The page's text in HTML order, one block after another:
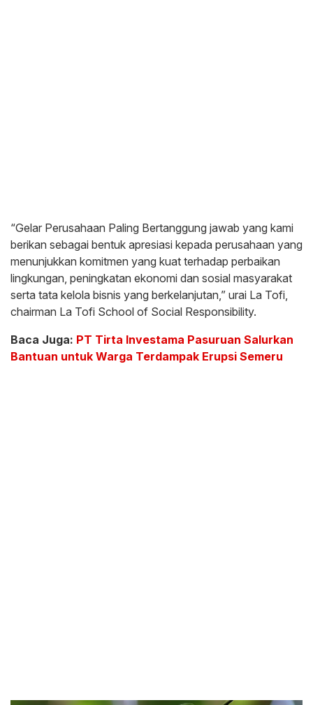
“Gelar Perusahaan Paling Bertanggung jawab yang kami
berikan sebagai bentuk apresiasi kepada perusahaan yang
menunjukkan komitmen yang kuat terhadap perbaikan
lingkungan, peningkatan ekonomi dan sosial masyarakat
serta tata kelola bisnis yang berkelanjutan,” urai La Tofi,
chairman La Tofi School of Social Responsibility.
Baca Juga: PT Tirta Investama Pasuruan Salurkan
Bantuan untuk Warga Terdampak Erupsi Semeru